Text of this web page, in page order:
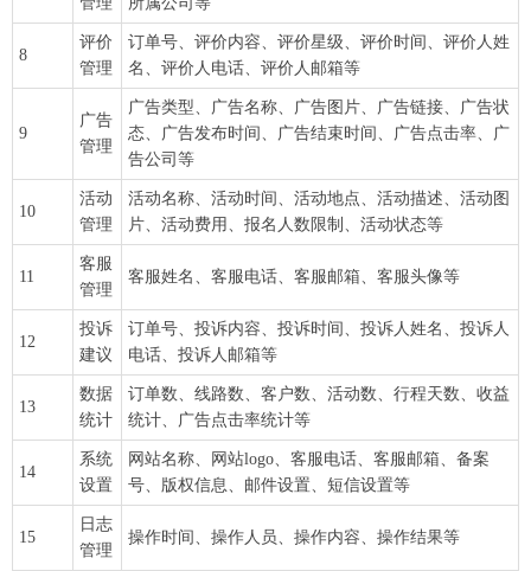
8
评价
管理
订单号、评价内容、评价星级、评价时间、评价人姓
名、评价人电话、评价人邮箱等
9
广告
管理
广告类型、广告名称、广告图片、广告链接、广告状
态、广告发布时间、广告结束时间、广告点击率、广
告公司等
10
活动
管理
活动名称、活动时间、活动地点、活动描述、活动图
片、活动费用、报名人数限制、活动状态等
11
客服
管理
客服姓名、客服电话、客服邮箱、客服头像等
12
投诉
建议
订单号、投诉内容、投诉时间、投诉人姓名、投诉人
电话、投诉人邮箱等
13
数据
统计
订单数、线路数、客户数、活动数、行程天数、收益
统计、广告点击率统计等
14
系统
设置
网站名称、网站logo、客服电话、客服邮箱、备案
号、版权信息、邮件设置、短信设置等
15
日志
管理
操作时间、操作人员、操作内容、操作结果等